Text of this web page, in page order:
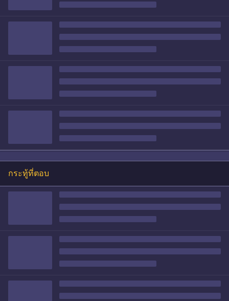
กระทู้ที่ตอบ